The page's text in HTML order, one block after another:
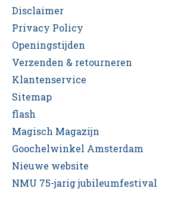
Disclaimer
Privacy Policy
Openingstijden
Verzenden & retourneren
Klantenservice
Sitemap
flash
Magisch Magazijn
Goochelwinkel Amsterdam
Nieuwe website
NMU 75-jarig jubileumfestival